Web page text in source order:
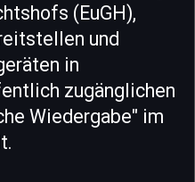
(EuGH),
und
in
zugänglichen
Wiedergabe" im